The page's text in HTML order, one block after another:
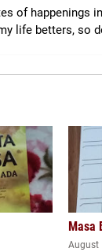
of happenings
life betters, so
Masa
August